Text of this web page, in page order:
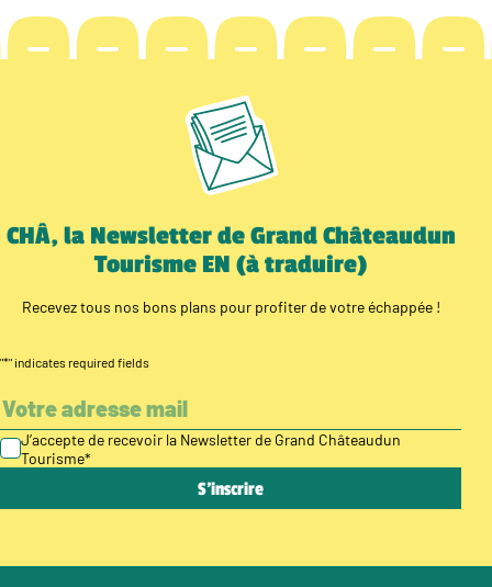
CHÂ, la Newsletter de Grand Châteaudun
Tourisme EN (à traduire)
Recevez tous nos bons plans pour profiter de votre échappée !
"*" indicates required fields
J’accepte de recevoir la Newsletter de Grand Châteaudun
Tourisme*